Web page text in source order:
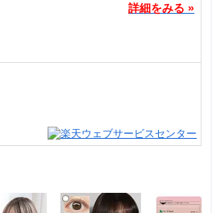
詳細をみる »